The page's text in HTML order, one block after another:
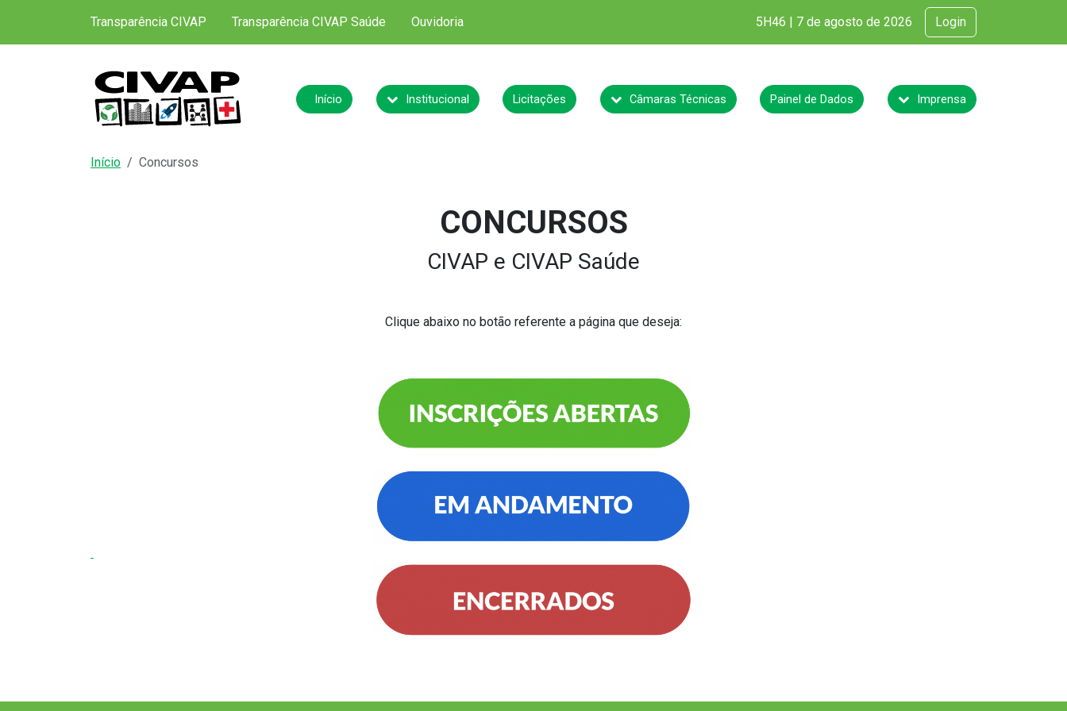
Transparência CIVAP Transparência CIVAP Saúde Ouvidoria 5H46 | 7 de agosto de 2026 Login
Início Institucional Licitações Câmaras Técnicas Painel de Dados Imprensa
Início Concursos
CONCURSOS
CIVAP e CIVAP Saúde
Clique abaixo no botão referente a página que deseja: